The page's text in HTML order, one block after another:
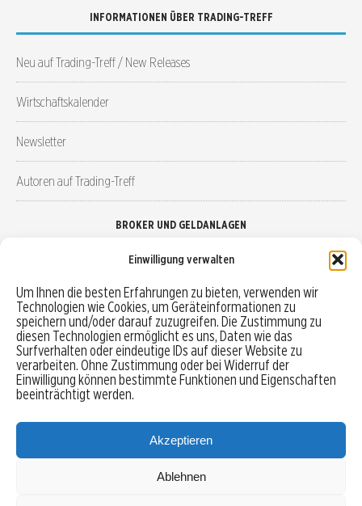
Einwilligung verwalten
Um Ihnen die besten Erfahrungen zu bieten, verwenden wir
Technologien wie Cookies, um Geräteinformationen zu
speichern und/oder darauf zuzugreifen. Die Zustimmung zu
diesen Technologien ermöglicht es uns, Daten wie das
Surfverhalten oder eindeutige IDs auf dieser Website zu
verarbeiten. Ohne Zustimmung oder bei Widerruf der
Einwilligung können bestimmte Funktionen und Eigenschaften
beeinträchtigt werden.
Akzeptieren
Ablehnen
INFORMATIONEN ÜBER TRADING-TREFF
Neu auf Trading-Treff / New Releases
Wirtschaftskalender
Newsletter
Autoren auf Trading-Treff
BROKER UND GELDANLAGEN
Robo-Advisor vergleichen
Depotvergleich
Festgeld vergleichen
Tagesgeld vergleichen